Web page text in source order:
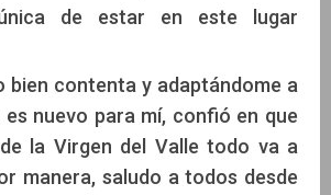
de estar en este lugar
bien contenta y adaptándome a
nuevo para mí, confió en que
la Virgen del Valle todo va a
manera, saludo a todos desde